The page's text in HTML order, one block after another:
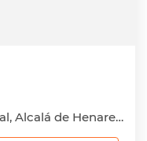
Pryconsa, Juan de Austria, El Val, Alcalá de Henares, Madrid